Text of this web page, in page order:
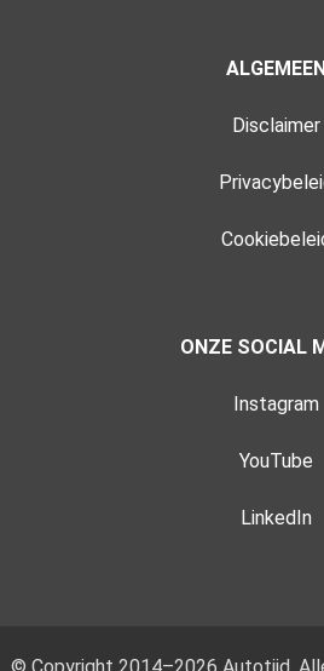
Disclaimer
ONZE SOCIAL
Instagram
YouTube
LinkedIn